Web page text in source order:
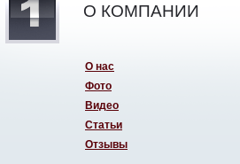
О КОМПАНИИ
О нас
Фото
Видео
Статьи
Отзывы